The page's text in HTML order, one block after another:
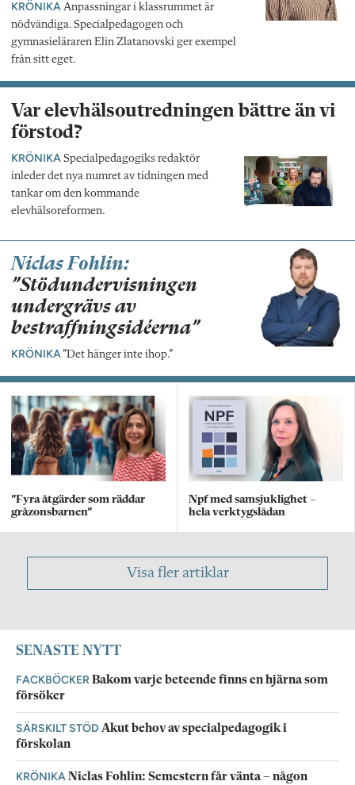
KRÖNIKA Anpassningar i klassrummet är
nödvändiga. Specialpedagogen och
gymnasieläraren Elin Zlatanovski ger exempel
från sitt eget.
Var elevhälsoutredningen bättre än vi
förstod?
KRÖNIKA Specialpedagogiks redaktör
inleder det nya numret av tidningen med
tankar om den kommande
elevhälsoreformen.
Niclas Fohlin:
”Stödundervisningen
undergrävs av
bestraffningsidéerna”
KRÖNIKA ”Det hänger inte ihop.”
”Fyra åtgärder som räddar
gråzonsbarnen”
Npf med samsjuklighet –
hela verktygslådan
Visa fler artiklar
SENASTE NYTT
FACKBÖCKER Bakom varje beteende finns en hjärna som
försöker
SÄRSKILT STÖDAkut behov av specialpedagogik i
förskolan
KRÖNIKA Niclas Fohlin: Semestern får vänta – någon